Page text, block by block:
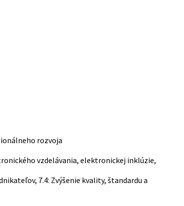
rozvoja
vzdelávania, elektronickej inklúzie,
7.4: Zvýšenie kvality, štandardu a